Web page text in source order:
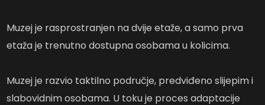
Muzej je rasprostranjen na dvije etaže, a samo prva
etaža je trenutno dostupna osobama u kolicima.
Muzej je razvio taktilno područje, predviđeno slijepim i
slabovidnim osobama. U toku je proces adaptacije